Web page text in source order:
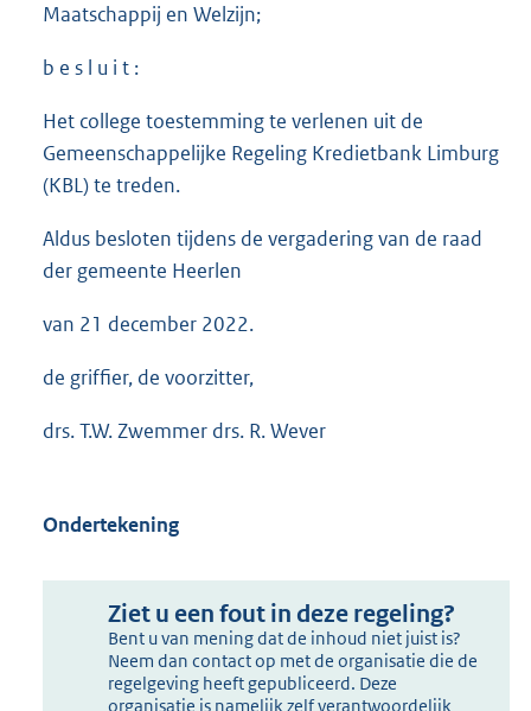
Maatschappij en Welzijn;
b e s l u i t :
Het college toestemming te verlenen uit de
Gemeenschappelijke Regeling Kredietbank Limburg
(KBL) te treden.
Aldus besloten tijdens de vergadering van de raad
der gemeente Heerlen
van 21 december 2022.
de griffier, de voorzitter,
drs. T.W. Zwemmer drs. R. Wever
Ondertekening
Ziet u een fout in deze regeling?
Bent u van mening dat de inhoud niet juist is?
Neem dan contact op met de organisatie die de
regelgeving heeft gepubliceerd. Deze
organisatie is namelijk zelf verantwoordelijk